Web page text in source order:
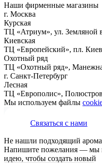
Наши фирменные магазины
г. Москва
Курская
ТЦ «Атриум», ул. Земляной
Киевская
ТЦ «Европейский», пл.
Охотный ряд
ТЦ «Охотный ряд»,
г. Санкт-Петербург
Лесная
ТЦ «Европолис»,
Мы используем файлы
Связаться с нами
Не нашли подходящий
Напишите пожелания — мы
идею, чтобы создать новый